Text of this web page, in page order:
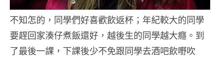
不知怎的，同學們好喜歡飲返杯；年紀較大的同學
要趕回家湊仔煮飯還好，越後生的同學越大癮。到
了最後一課，下課後少不免跟同學去酒吧飲嘢吹